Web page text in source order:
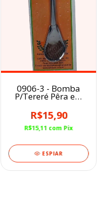
0906-3 - Bomba
P/Tereré Pêra em
R$15,90
R$15,11 com Pix
ESPIAR